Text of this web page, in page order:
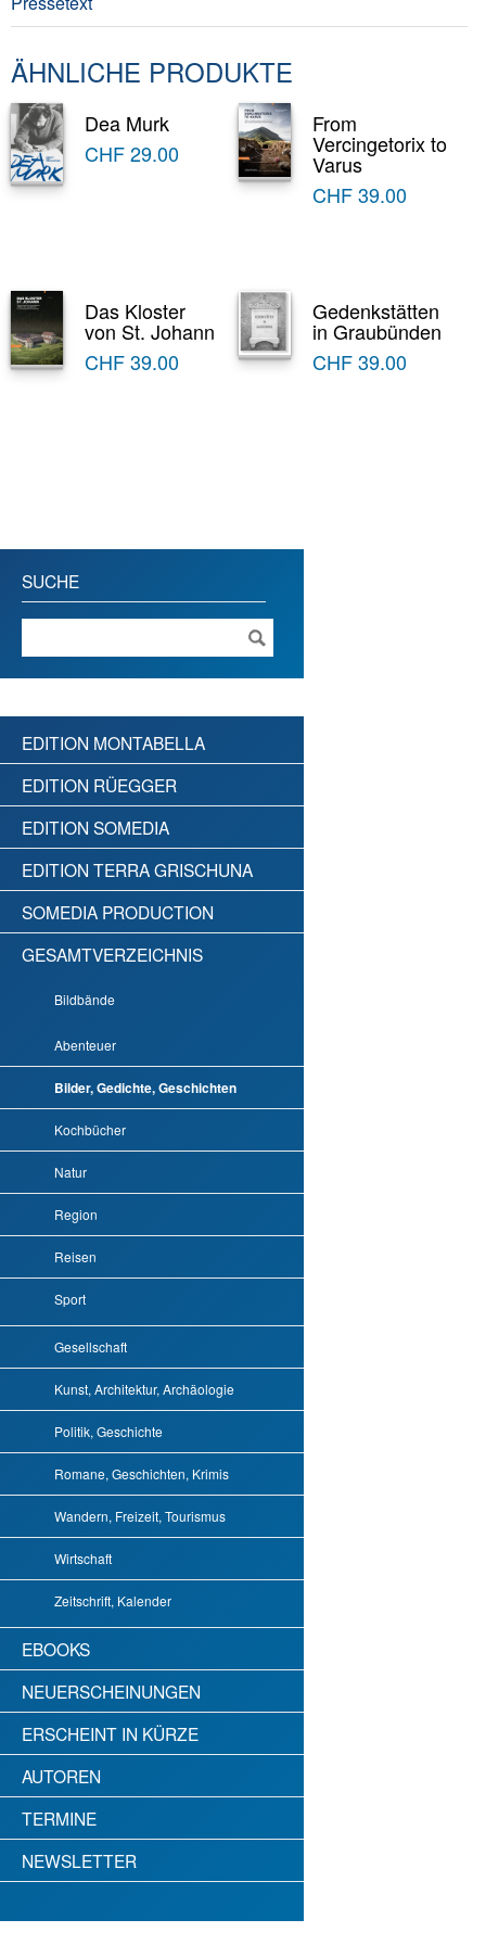
ÄHNLICHE PRODUKTE
Dea Murk
CHF29.00
From
Vercingetorix to
Varus
CHF39.00
Das Kloster
von St. Johann
CHF39.00
Gedenkstätten
in Graubünden
CHF39.00
SUCHE
EDITION MONTABELLA
EDITION RÜEGGER
EDITION SOMEDIA
EDITION TERRA GRISCHUNA
SOMEDIA PRODUCTION
GESAMTVERZEICHNIS
Bildbände
Abenteuer
Bilder, Gedichte, Geschichten
Kochbücher
Natur
Region
Reisen
Sport
Gesellschaft
Kunst, Architektur, Archäologie
Politik, Geschichte
Romane, Geschichten, Krimis
Wandern, Freizeit, Tourismus
Wirtschaft
Zeitschrift, Kalender
EBOOKS
NEUERSCHEINUNGEN
ERSCHEINT IN KÜRZE
AUTOREN
TERMINE
NEWSLETTER